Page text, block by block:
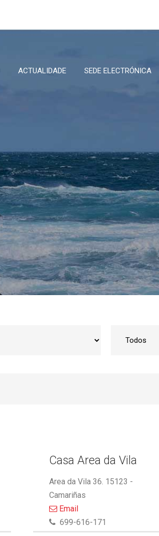
ACTUALIDADE SEDE ELECTRÓNICA
Casa Area da Vila
Area da Vila 36. 15123 -
Camariñas
Email
699-616-171